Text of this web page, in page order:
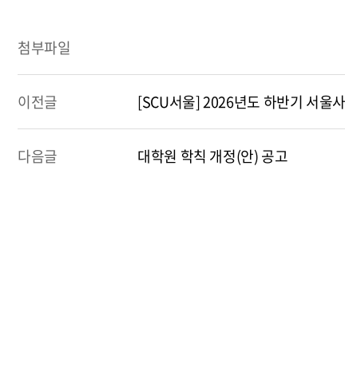
첨부파일
이전글 [SCU서울] 2026년도 하반기 서울
다음글 대학원 학칙 개정(안) 공고